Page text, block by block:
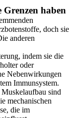
haben
doch sie
anderen
indem sie die
oder
Nebenwirkungen
Immunsystem.
sind
mechanischen
die im